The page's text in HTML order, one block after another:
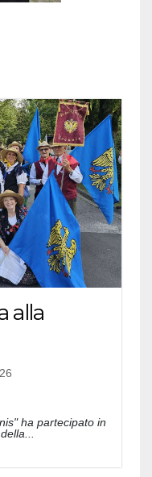
alla
ha partecipato in